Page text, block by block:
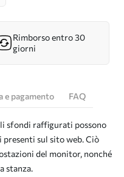
Rimborso entro 30
giorni
e pagamento FAQ
sfondi raffigurati possono
sul sito web. Ciò
del monitor, nonché
stanza.